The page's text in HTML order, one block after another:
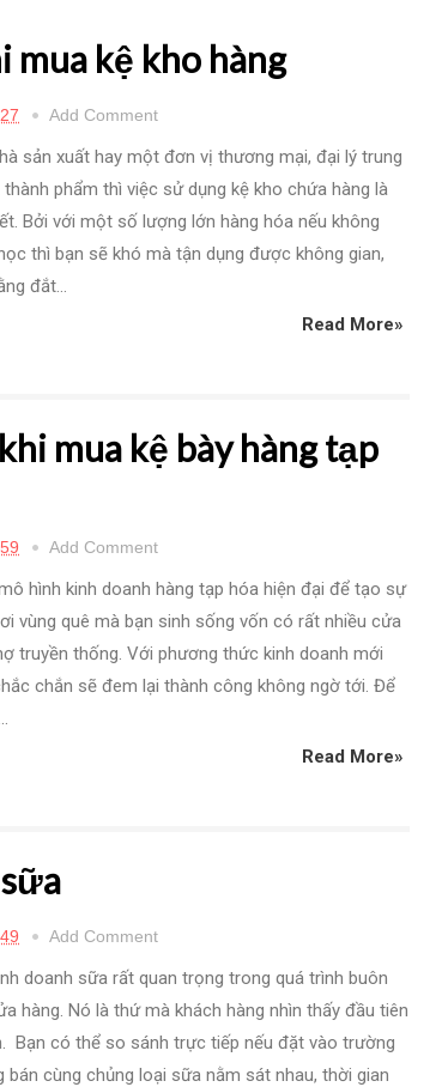
kệ kho hàng
Add Comment
sản xuất hay một đơn vị thương mại, đại lý trung
phẩm thì việc sử dụng kệ kho chứa hàng là
Bởi với một số lượng lớn hàng hóa nếu không
thì bạn sẽ khó mà tận dụng được không gian,
đắt...
Read More»
mua kệ bày hàng tạp
Add Comment
hình kinh doanh hàng tạp hóa hiện đại để tạo sự
vùng quê mà bạn sinh sống vốn có rất nhiều cửa
truyền thống. Với phương thức kinh doanh mới
chắn sẽ đem lại thành công không ngờ tới. Để
Read More»
Add Comment
doanh sữa rất quan trọng trong quá trình buôn
hàng. Nó là thứ mà khách hàng nhìn thấy đầu tiên
Bạn có thể so sánh trực tiếp nếu đặt vào trường
bán cùng chủng loại sữa nằm sát nhau, thời gian